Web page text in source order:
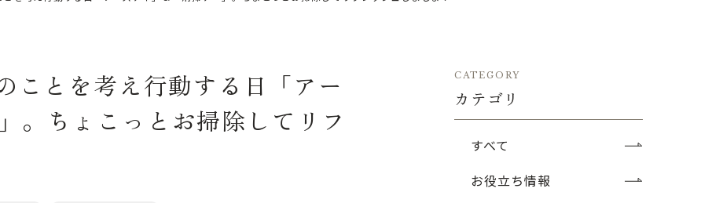
ことを考え行動する日「アー
。ちょこっとお掃除してリフ
CATEGORY
カテゴリ
すべて
お役立ち情報